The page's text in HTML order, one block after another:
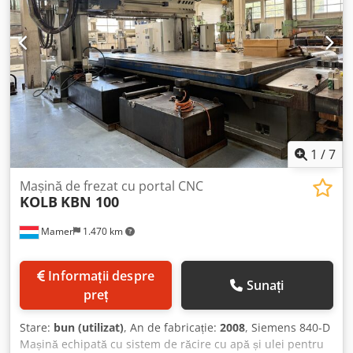
1 /7
Mamer 1.470 km
Mașină de frezat cu portal CNC
KOLB KBN 100
preț
Sunați
Stare: bun (utilizat), An de fabricație: 2008, Siemens 840-D
Mașină echipată cu sistem de răcire cu apă și ulei pentru